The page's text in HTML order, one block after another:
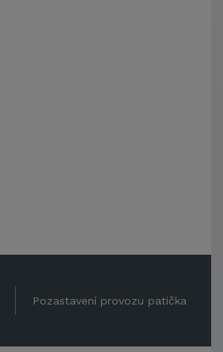
Pozastavení provozu patička